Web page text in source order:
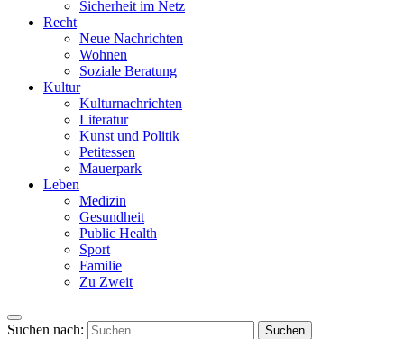
Sicherheit im Netz
Recht
Neue Nachrichten
Wohnen
Soziale Beratung
Kultur
Kulturnachrichten
Literatur
Kunst und Politik
Petitessen
Mauerpark
Leben
Medizin
Gesundheit
Public Health
Sport
Familie
Zu Zweit
Suchen nach: